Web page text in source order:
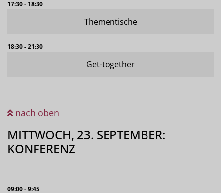
17:30 - 18:30
Thementische
18:30 - 21:30
Get-together
nach oben
MITTWOCH, 23. SEPTEMBER:
KONFERENZ
09:00 - 9:45